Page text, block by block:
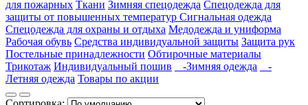
для пожарных Ткани Зимняя спецодежда Спецодежда для
защиты от повышенных температур Сигнальная одежда
Спецодежда для охраны и отдыха Медодежда и униформа
Рабочая обувь Средства индивидуальной защиты Защита рук
Постельные принадлежности Обтирочные материалы
Трикотаж Индивидуальный пошив -Зимняя одежда
-
Летняя одежда Товары по акции